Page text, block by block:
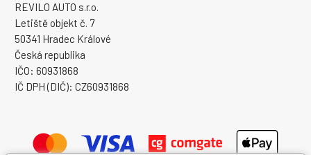
REVILO AUTO s.r.o.
Letiště objekt č. 7
50341 Hradec Králové
Česká republika
IČO: 60931868
IČ DPH (DIČ): CZ60931868